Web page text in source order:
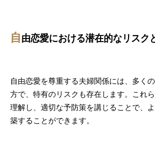
自由恋愛における潜在的なリスク
自由恋愛を尊重する夫婦関係には、多く
方で、特有のリスクも存在します。これ
理解し、適切な予防策を講じることで、
築することができます。